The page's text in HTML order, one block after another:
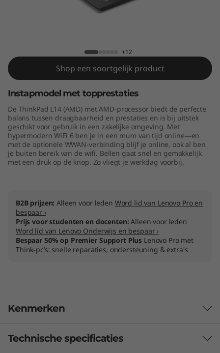
+12
Shop een soortgelijk product
Instapmodel met topprestaties
De ThinkPad L14 (AMD) met AMD-processor biedt de perfecte
balans tussen draagbaarheid en prestaties en is bij uitstek
geschikt voor gebruik in een zakelijke omgeving. Met
hypermodern WiFi 6 ben je in een mum van tijd online—en
met de optionele WWAN-verbinding blijf je online, ook al ben
je buiten bereik van de wifi. Bellen gaat snel en gemakkelijk
met een druk op de knop. Zo vliegt je werkdag voorbij.
B2B prijzen:Alleen voor leden Word lid van Lenovo Pro en
bespaar ›
Prijs voor studenten en docenten:Alleen voor leden
Word lid van Lenovo Onderwijs en bespaar ›
Bespaar 50% op Premier Support Plus Lenovo Pro met
Think-pc’s: snelle reparaties, ondersteuning & extra's
Kenmerken
Technische specificaties